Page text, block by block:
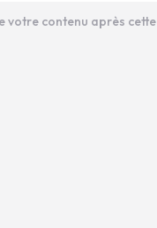
votre contenu après